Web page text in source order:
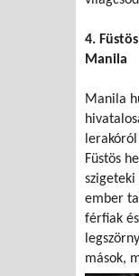
4.
Manila
Manila
Füstös
szigeteki
ember
férfiak
mások,